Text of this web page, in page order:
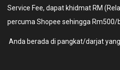
Service Fee, dapat khidmat RM
percuma Shopee sehingga Rm500/
Anda berada di pangkat/darjat